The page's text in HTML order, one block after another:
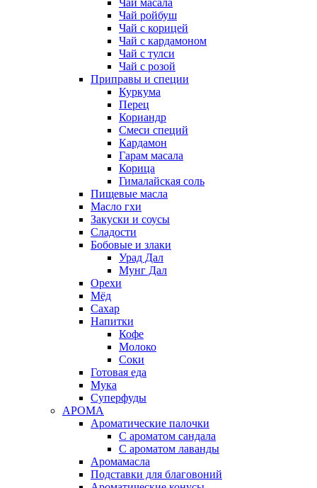
Чай масала
Чай ройбуш
Чай с корицей
Чай с кардамоном
Чай с тулси
Чай с розой
Приправы и специи
Куркума
Перец
Кориандр
Смеси специй
Кардамон
Гарам масала
Корица
Гималайская соль
Пищевые масла
Масло гхи
Закуски и соусы
Сладости
Бобовые и злаки
Урад Дал
Мунг Дал
Орехи
Мёд
Сахар
Напитки
Кофе
Молоко
Соки
Готовая еда
Мука
Суперфуды
АРОМА
Ароматические палочки
С ароматом сандала
С ароматом лаванды
Аромамасла
Подставки для благовоний